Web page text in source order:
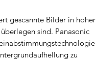
gescannte Bilder in hoher
sind. Panasonic
zu